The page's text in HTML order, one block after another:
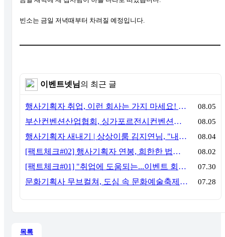
빈소는 금일 저녁때부터 차려질 예정입니다.
이벤트넷님의 최근 글
행사기획자 취업, 이런 회사는 가지 마세요! 신입이 꼭 알아야 할 5가지 기준[이벤트산업 팩트체크#3] 08.05
부산컨벤션산업협회, 싱가포르전시컨벤션협회(SACEOS)와 업무협약 체결… 아시아 마이스 협력 확대 08.05
행사기획자 새내기 | 상상이룸 김지연님, "내 맘대로, 내 뜻대로 행사를 만든다 08.04
[팩트체크#02] 행사기획자 연봉, 희한한 법칙~ '첨에는 비실, 3년만 지나면 튼실' 08.02
[팩트체크#01] "취업에 도움되는...이벤트 회사, 어떻게 구분할까?"… 1인당 매출 '3억 원'의 법칙 07.30
문화기획사 무브컬쳐, 도심 속 문화예술축제 ‘서초 클래식 테마파크: 봄밤의 클래식’ 성공적 연출 07.28
목록